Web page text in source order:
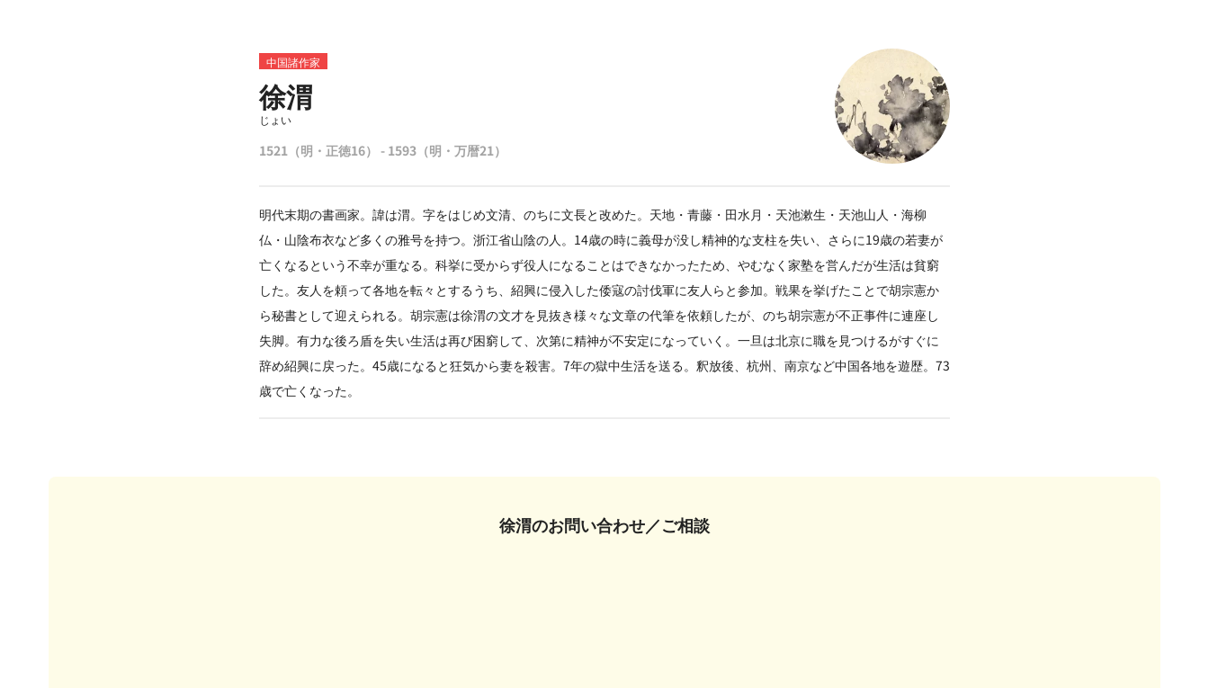
中国諸作家
徐渭
じょい
1521（明・正徳16） - 1593（明・万暦21）
明代末期の書画家。諱は渭。字をはじめ文清、のちに文長と改めた。天地・青藤・田水月・天池漱生・天池山人・海柳
仏・山陰布衣など多くの雅号を持つ。浙江省山陰の人。14歳の時に義母が没し精神的な支柱を失い、さらに19歳の若妻が
亡くなるという不幸が重なる。科挙に受からず役人になることはできなかったため、やむなく家塾を営んだが生活は貧窮
した。友人を頼って各地を転々とするうち、紹興に侵入した倭寇の討伐軍に友人らと参加。戦果を挙げたことで胡宗憲か
ら秘書として迎えられる。胡宗憲は徐渭の文才を見抜き様々な文章の代筆を依頼したが、のち胡宗憲が不正事件に連座し
失脚。有力な後ろ盾を失い生活は再び困窮して、次第に精神が不安定になっていく。一旦は北京に職を見つけるがすぐに
辞め紹興に戻った。45歳になると狂気から妻を殺害。7年の獄中生活を送る。釈放後、杭州、南京など中国各地を遊歴。73
歳で亡くなった。
徐渭のお問い合わせ／ご相談